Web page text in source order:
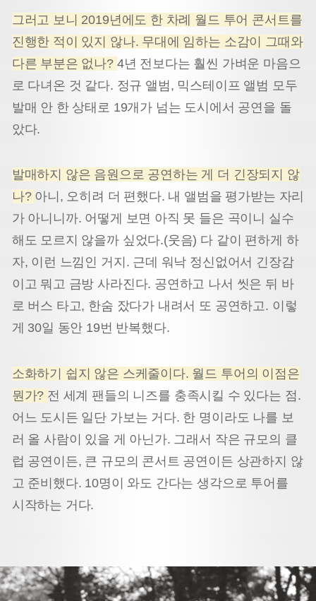
그러고 보니 2019년에도 한 차례 월드 투어 콘서트를
진행한 적이 있지 않나. 무대에 임하는 소감이 그때와
다른 부분은 없나? 4년 전보다는 훨씬 가벼운 마음으
로 다녀온 것 같다. 정규 앨범, 믹스테이프 앨범 모두
발매 안 한 상태로 19개가 넘는 도시에서 공연을 돌
았다.
발매하지 않은 음원으로 공연하는 게 더 긴장되지 않
나? 아니, 오히려 더 편했다. 내 앨범을 평가받는 자리
가 아니니까. 어떻게 보면 아직 못 들은 곡이니 실수
해도 모르지 않을까 싶었다.(웃음) 다 같이 편하게 하
자, 이런 느낌인 거지. 근데 워낙 정신없어서 긴장감
이고 뭐고 금방 사라진다. 공연하고 나서 씻은 뒤 바
로 버스 타고, 한숨 잤다가 내려서 또 공연하고. 이렇
게 30일 동안 19번 반복했다.
소화하기 쉽지 않은 스케줄이다. 월드 투어의 이점은
뭔가? 전 세계 팬들의 니즈를 충족시킬 수 있다는 점.
어느 도시든 일단 가보는 거다. 한 명이라도 나를 보
러 올 사람이 있을 게 아닌가. 그래서 작은 규모의 클
럽 공연이든, 큰 규모의 콘서트 공연이든 상관하지 않
고 준비했다. 10명이 와도 간다는 생각으로 투어를
시작하는 거다.